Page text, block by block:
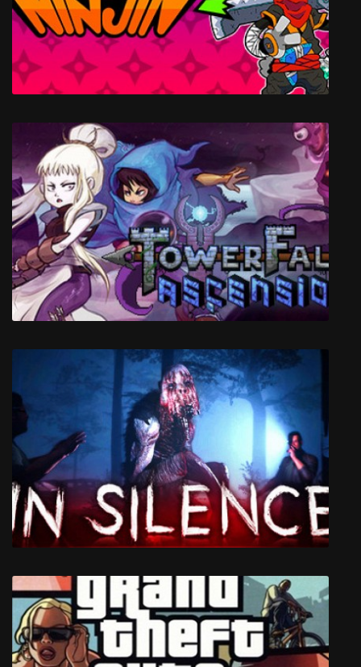
Buck Up And Drive!
Ninjin: Clash of Carrots
TowerFall Ascension